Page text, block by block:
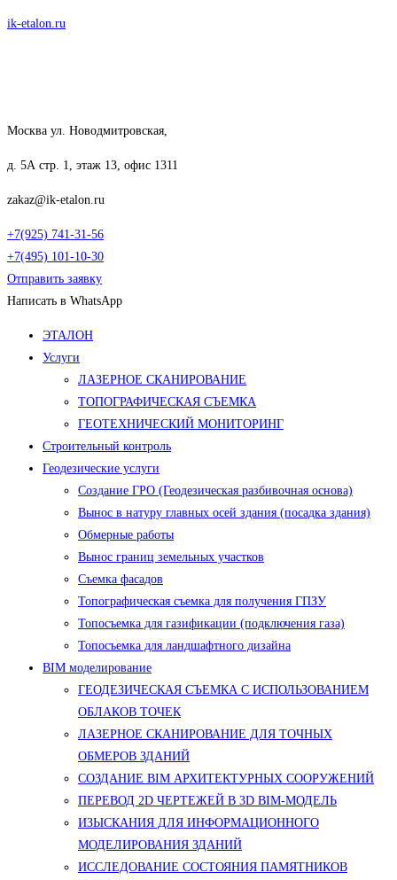
Перейти
ik-etalon.ru
Москва ул. Новодмитровская,
д. 5А стр. 1, этаж 13, офис 1311
zakaz@ik-etalon.ru
+7(925) 741-31-56
+7(495) 101-10-30
Отправить заявку
Написать в WhatsApp
Меню
ЭТАЛОН
Услуги
ЛАЗЕРНОЕ СКАНИРОВАНИЕ
ТОПОГРАФИЧЕСКАЯ СЪЕМКА
ГЕОТЕХНИЧЕСКИЙ МОНИТОРИНГ
Строительный контроль
Геодезические услуги
Создание ГРО (Геодезическая разбивочная основа)
Вынос в натуру главных осей здания (посадка здания)
Обмерные работы
Вынос границ земельных участков
Съемка фасадов
Топографическая съемка для получения ГПЗУ
Топосъемка для газификации (подключения газа)
Топосъемка для ландшафтного дизайна
BIM моделирование
ГЕОДЕЗИЧЕСКАЯ СЪЕМКА С ИСПОЛЬЗОВАНИЕМ
ОБЛАКОВ ТОЧЕК
ЛАЗЕРНОЕ СКАНИРОВАНИЕ ДЛЯ ТОЧНЫХ
ОБМЕРОВ ЗДАНИЙ
СОЗДАНИЕ BIM АРХИТЕКТУРНЫХ СООРУЖЕНИЙ
ПЕРЕВОД 2D ЧЕРТЕЖЕЙ В 3D BIM-МОДЕЛЬ
ИЗЫСКАНИЯ ДЛЯ ИНФОРМАЦИОННОГО
МОДЕЛИРОВАНИЯ ЗДАНИЙ
ИССЛЕДОВАНИЕ СОСТОЯНИЯ ПАМЯТНИКОВ